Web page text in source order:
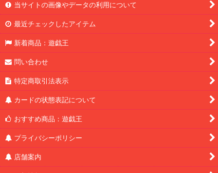
当サイトの画像やデータの利用について
最近チェックしたアイテム
新着商品：遊戯王
問い合わせ
特定商取引法表示
カードの状態表記について
おすすめ商品：遊戯王
プライバシーポリシー
店舗案内